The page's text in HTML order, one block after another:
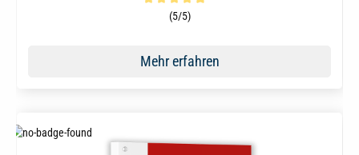
Durchschnittliche Bewertung von 5 von 5 Sternen
(5/5)
Mehr erfahren